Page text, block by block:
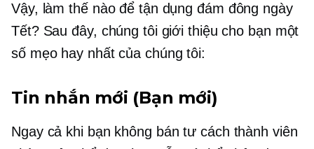
Vậy, làm thế nào để tận dụng đám đông ngày
Tết? Sau đây, chúng tôi giới thiệu cho bạn một
số mẹo hay nhất của chúng tôi:
Tin nhắn mới (Bạn mới)
Ngay cả khi bạn không bán tư cách thành viên